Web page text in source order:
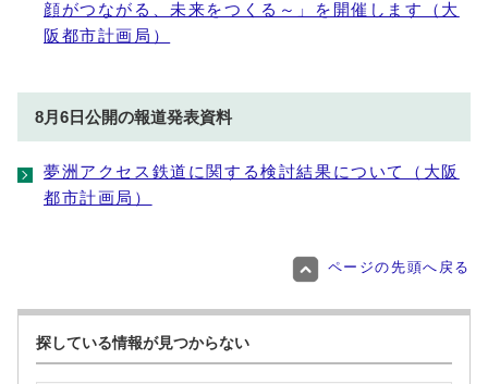
顔がつながる、未来をつくる～」を開催します（大
阪都市計画局）
8月6日公開の報道発表資料
夢洲アクセス鉄道に関する検討結果について（大阪
都市計画局）
ページの先頭へ戻る
探している情報が見つからない